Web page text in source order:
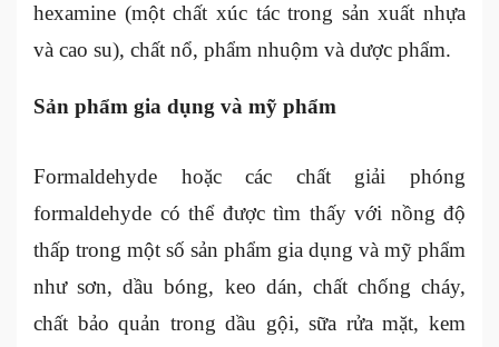
hexamine (một chất xúc tác trong sản xuất nhựa
và cao su), chất nổ, phẩm nhuộm và dược phẩm.
Sản phẩm gia dụng và mỹ phẩm
Formaldehyde hoặc các chất giải phóng
formaldehyde có thể được tìm thấy với nồng độ
thấp trong một số sản phẩm gia dụng và mỹ phẩm
như sơn, dầu bóng, keo dán, chất chống cháy,
chất bảo quản trong dầu gội, sữa rửa mặt, kem